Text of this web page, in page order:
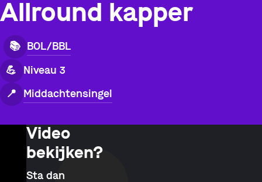
Allround kapper
📚 BOL/BBL
💪 Niveau 3
📍 Middachtensingel
Video
bekijken?
Sta dan